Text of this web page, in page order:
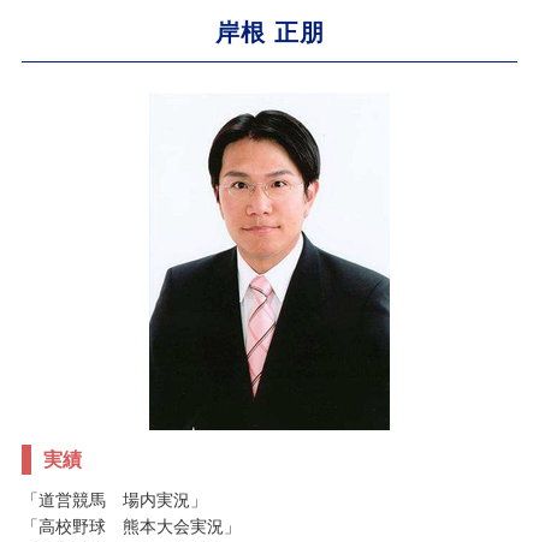
岸根 正朋
実績
「道営競馬 場内実況」
「高校野球 熊本大会実況」